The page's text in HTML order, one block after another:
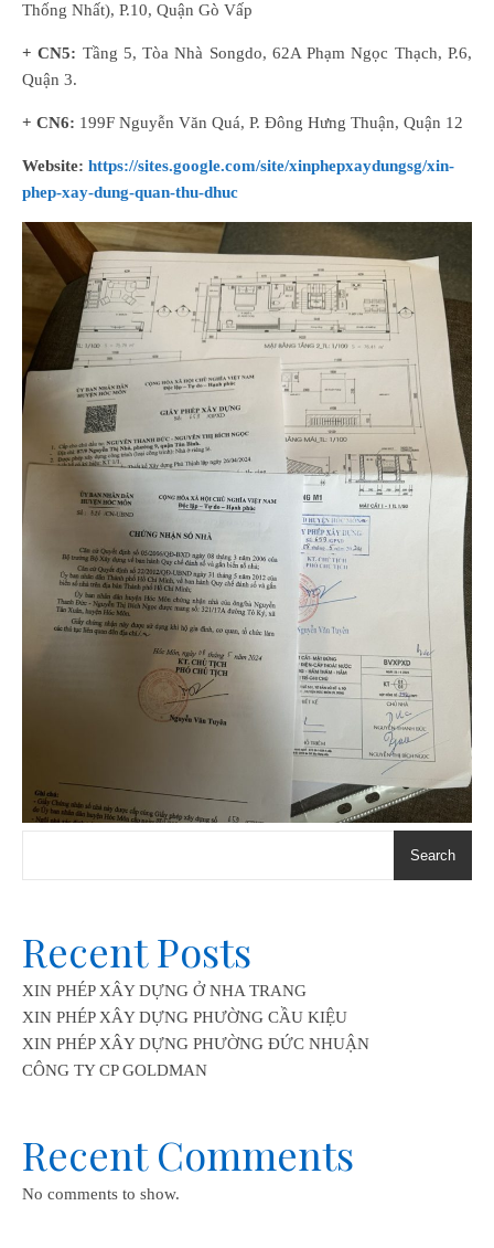
Thống Nhất), P.10, Quận Gò Vấp
+ CN5: Tầng 5, Tòa Nhà Songdo, 62A Phạm Ngọc Thạch, P.6,
Quận 3.
+ CN6: 199F Nguyễn Văn Quá, P. Đông Hưng Thuận, Quận 12
Website: https://sites.google.com/site/xinphepxaydungsg/xin-
phep-xay-dung-quan-thu-dhuc
Search
Recent Posts
XIN PHÉP XÂY DỰNG Ở NHA TRANG
XIN PHÉP XÂY DỰNG PHƯỜNG CẦU KIỆU
XIN PHÉP XÂY DỰNG PHƯỜNG ĐỨC NHUẬN
CÔNG TY CP GOLDMAN
Recent Comments
No comments to show.